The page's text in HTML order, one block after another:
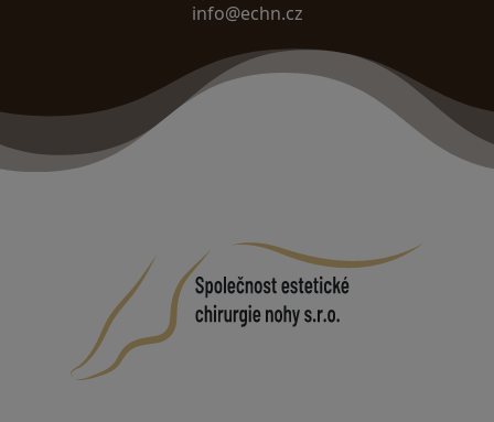
info@echn.cz